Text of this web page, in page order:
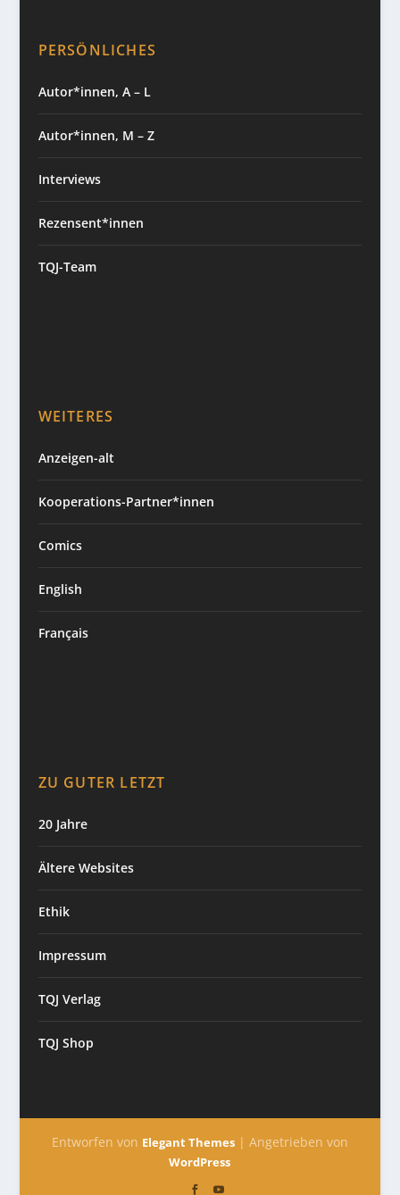
PERSÖNLICHES
Autor*innen, A – L
Autor*innen, M – Z
Interviews
Rezensent*innen
TQJ-Team
WEITERES
Anzeigen-alt
Kooperations-Partner*innen
Comics
English
Français
ZU GUTER LETZT
20 Jahre
Ältere Websites
Ethik
Impressum
TQJ Verlag
TQJ Shop
Entworfen von Elegant Themes| Angetrieben von
WordPress